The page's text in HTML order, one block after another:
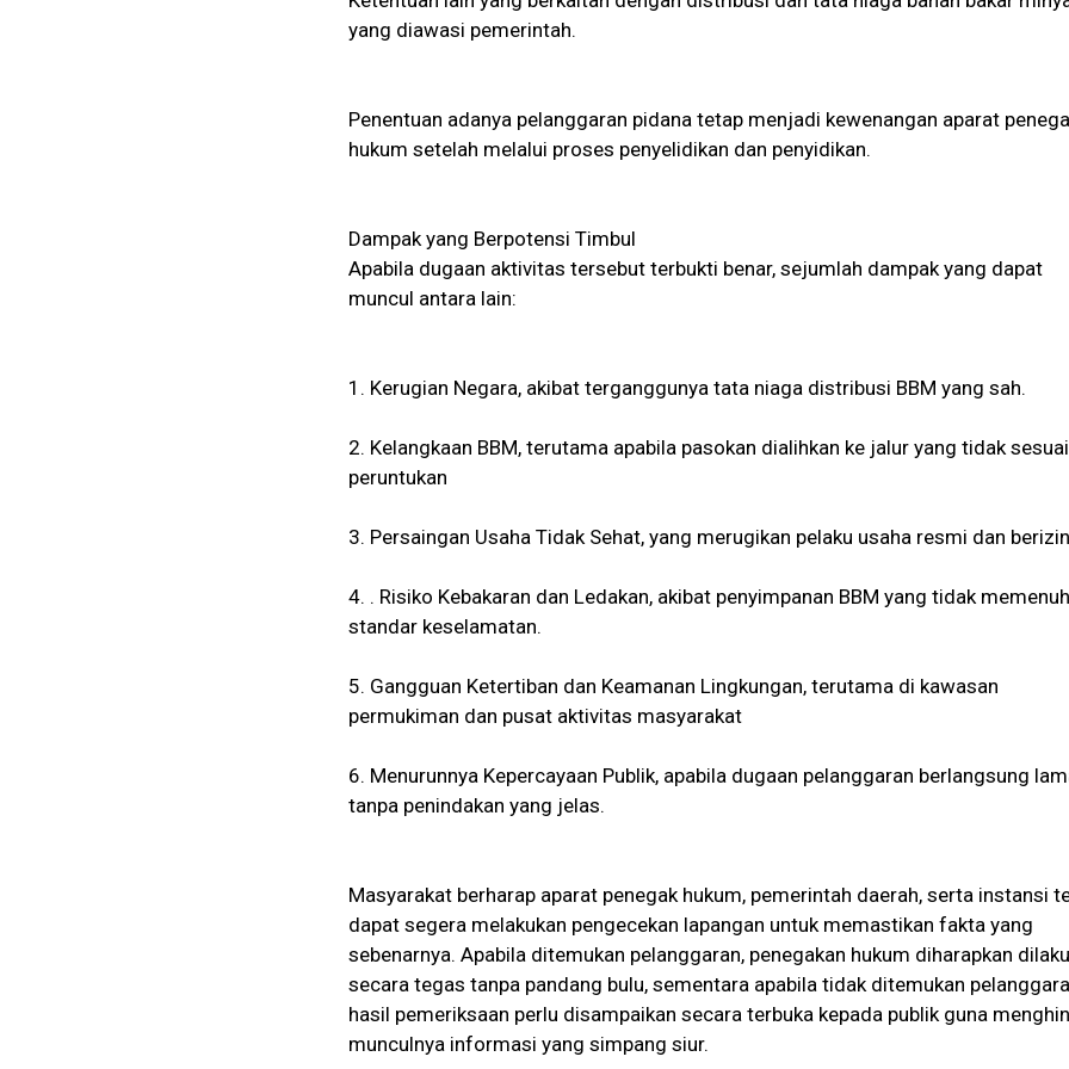
yang diawasi pemerintah.
Penentuan adanya pelanggaran pidana tetap menjadi kewenangan aparat
hukum setelah melalui proses penyelidikan dan penyidikan.
Dampak yang Berpotensi Timbul
Apabila dugaan aktivitas tersebut terbukti benar, sejumlah dampak yang dapat
muncul antara lain:
1. Kerugian Negara, akibat terganggunya tata niaga distribusi BBM yang sah.
2. Kelangkaan BBM, terutama apabila pasokan dialihkan ke jalur yang tidak sesuai
peruntukan
3. Persaingan Usaha Tidak Sehat, yang merugikan pelaku usaha resmi dan
4. . Risiko Kebakaran dan Ledakan, akibat penyimpanan BBM yang tidak
standar keselamatan.
5. Gangguan Ketertiban dan Keamanan Lingkungan, terutama di kawasan
permukiman dan pusat aktivitas masyarakat
6. Menurunnya Kepercayaan Publik, apabila dugaan pelanggaran berlangsung
tanpa penindakan yang jelas.
Masyarakat berharap aparat penegak hukum, pemerintah daerah, serta instansi
dapat segera melakukan pengecekan lapangan untuk memastikan fakta yang
sebenarnya. Apabila ditemukan pelanggaran, penegakan hukum diharapkan
secara tegas tanpa pandang bulu, sementara apabila tidak ditemukan
hasil pemeriksaan perlu disampaikan secara terbuka kepada publik guna
munculnya informasi yang simpang siur.